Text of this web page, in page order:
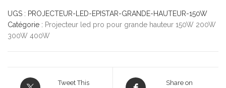
UGS : PROJECTEUR-LED-EPISTAR-GRANDE-HAUTEUR-150W
Catégorie : Projecteur led pro pour grande hauteur 150W 200W
300W 400W
Tweet This
Share on